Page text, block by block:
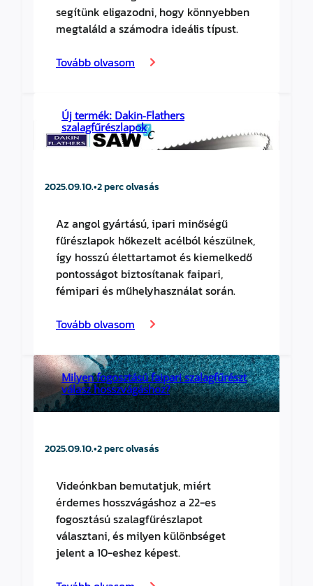
segítünk eligazodni, hogy könnyebben
megtaláld a számodra ideális típust.
Tovább olvasom
Új termék: Dakin-Flathers
szalagfűrészlapok
2025.09.10.•2 perc olvasás
Az angol gyártású, ipari minőségű
fűrészlapok hőkezelt acélból készülnek,
így hosszú élettartamot és kiemelkedő
pontosságot biztosítanak faipari,
fémipari és műhelyhasználat során.
Tovább olvasom
Milyen fogosztású faipari szalagfűrészt
válasz hosszvágáshoz?
2025.09.10.•2 perc olvasás
Videónkban bemutatjuk, miért
érdemes hosszvágáshoz a 22-es
fogosztású szalagfűrészlapot
választani, és milyen különbséget
jelent a 10-eshez képest.